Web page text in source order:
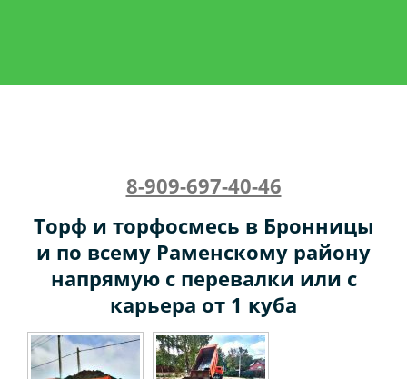
Торф
Бетон
Чернозем
Асфальтовая крошка
8-909-697-40-46
Торф и торфосмесь в Бронницы
и по всему Раменскому району
напрямую с перевалки или с
карьера от 1 куба